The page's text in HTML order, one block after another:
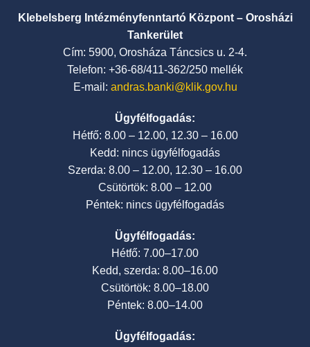
Klebelsberg Intézményfenntartó Központ – Orosházi
Tankerület
Cím: 5900, Orosháza Táncsics u. 2-4.
Telefon: +36-68/411-362/250 mellék
E-mail: andras.banki@klik.gov.hu
Ügyfélfogadás:
Hétfő: 8.00 – 12.00, 12.30 – 16.00
Kedd: nincs ügyfélfogadás
Szerda: 8.00 – 12.00, 12.30 – 16.00
Csütörtök: 8.00 – 12.00
Péntek: nincs ügyfélfogadás
Ügyfélfogadás:
Hétfő: 7.00–17.00
Kedd, szerda: 8.00–16.00
Csütörtök: 8.00–18.00
Péntek: 8.00–14.00
Ügyfélfogadás: